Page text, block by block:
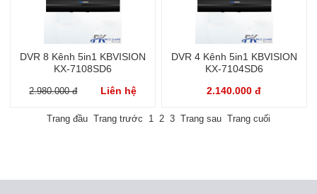
DVR 8 Kênh 5in1 KBVISION
KX-7108SD6
2.980.000 đ Liên hệ
DVR 4 Kênh 5in1 KBVISION
KX-7104SD6
2.140.000 đ
Trang đầu Trang trước 1 2 3 Trang sau Trang cuối